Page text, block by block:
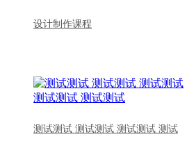
设计制作课程
测试测试 测试测试 测试测试 测试